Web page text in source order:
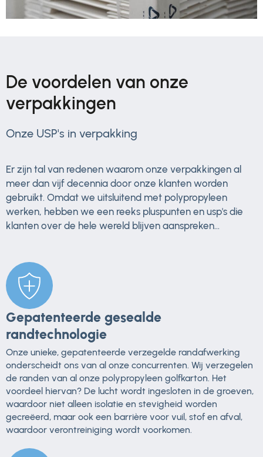
De voordelen van onze
verpakkingen
Onze USP's in verpakking
Er zijn tal van redenen waarom onze verpakkingen al
meer dan vijf decennia door onze klanten worden
gebruikt. Omdat we uitsluitend met polypropyleen
werken, hebben we een reeks pluspunten en usp's die
klanten over de hele wereld blijven aanspreken...
Gepatenteerde gesealde
randtechnologie
Onze unieke, gepatenteerde verzegelde randafwerking
onderscheidt ons van al onze concurrenten. Wij verzegelen
de randen van al onze polypropyleen golfkarton. Het
voordeel hiervan? De lucht wordt ingesloten in de groeven,
waardoor niet alleen isolatie en stevigheid worden
gecreëerd, maar ook een barrière voor vuil, stof en afval,
waardoor verontreiniging wordt voorkomen.